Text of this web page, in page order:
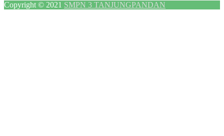
Copyright © 2021 SMPN 3 TANJUNGPANDAN